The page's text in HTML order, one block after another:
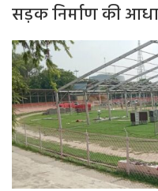
सड़क निर्माण की